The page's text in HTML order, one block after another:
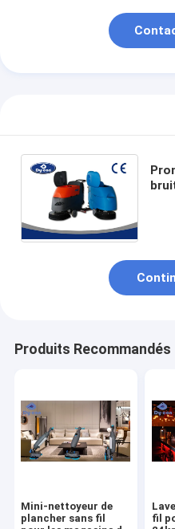
Produits Recommandés
Mini-nettoyeur de
plancher sans fil
fil